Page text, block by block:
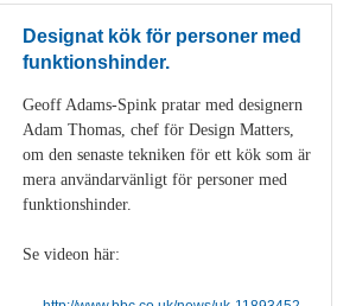
Designat kök för personer med
funktionshinder.
Geoff Adams-Spink pratar med designern
Adam Thomas, chef för Design Matters,
om den senaste tekniken för ett kök som är
mera användarvänligt för personer med
funktionshinder.
Se videon här: